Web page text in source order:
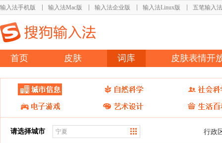
输入法手机版 输入法Mac版 输入法企业版 输入法Linux版 五笔输入法
首页 皮肤 词库 皮肤表情开
请选择城市 行政